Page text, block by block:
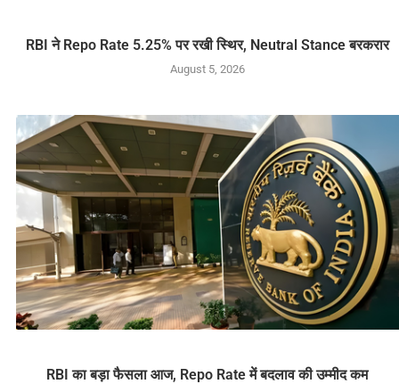
RBI ने Repo Rate 5.25% पर रखी स्थिर, Neutral Stance बरकरार
August 5, 2026
RBI का बड़ा फैसला आज, Repo Rate में बदलाव की उम्मीद कम